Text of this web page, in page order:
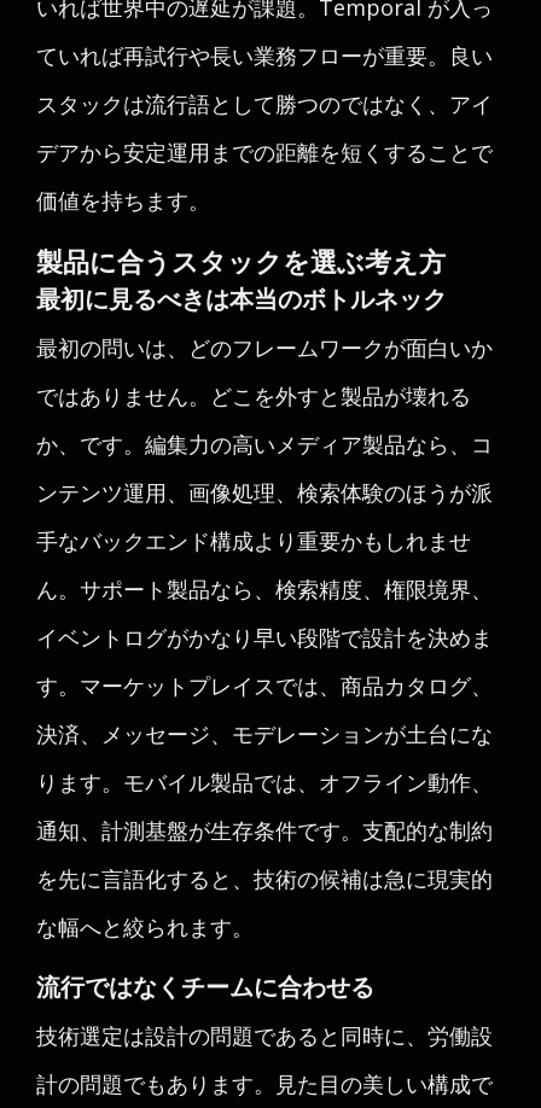
いれば世界中の遅延が課題。Temporal が入っ
ていれば再試行や長い業務フローが重要。良い
スタックは流行語として勝つのではなく、アイ
デアから安定運用までの距離を短くすることで
価値を持ちます。
製品に合うスタックを選ぶ考え方
最初に見るべきは本当のボトルネック
最初の問いは、どのフレームワークが面白いか
ではありません。どこを外すと製品が壊れる
か、です。編集力の高いメディア製品なら、コ
ンテンツ運用、画像処理、検索体験のほうが派
手なバックエンド構成より重要かもしれませ
ん。サポート製品なら、検索精度、権限境界、
イベントログがかなり早い段階で設計を決めま
す。マーケットプレイスでは、商品カタログ、
決済、メッセージ、モデレーションが土台にな
ります。モバイル製品では、オフライン動作、
通知、計測基盤が生存条件です。支配的な制約
を先に言語化すると、技術の候補は急に現実的
な幅へと絞られます。
流行ではなくチームに合わせる
技術選定は設計の問題であると同時に、労働設
計の問題でもあります。見た目の美しい構成で